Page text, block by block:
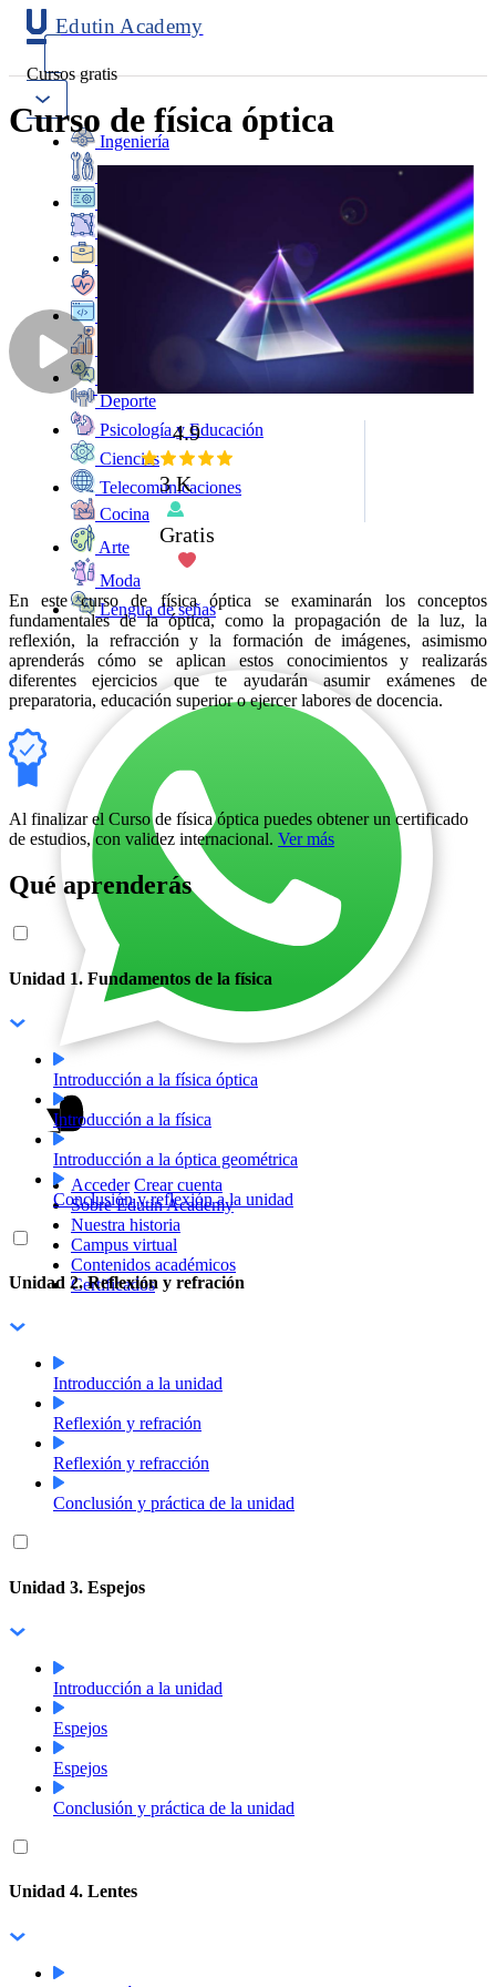
Edutin Academy
Cursos gratis
Ingeniería
Diseño
Negocios
Deporte
Psicología y Educación
Ciencias
Telecomunicaciones
Cocina
Arte
Moda
Lengua de señas
Acceder Crear cuenta
Sobre Edutin Academy
Nuestra historia
Campus virtual
Contenidos académicos
Certificados
Curso de física óptica
4.9
3 K
Gratis
En este curso de física óptica se examinarán los conceptos
fundamentales de la óptica, como la propagación de la luz, la
reflexión, la refracción y la formación de imágenes, asimismo
aprenderás cómo se aplican estos conocimientos y realizarás
diferentes ejercicios que te ayudarán asumir exámenes de
preparatoria, educación superior o ejercer labores de docencia.
Al finalizar el Curso de física óptica puedes obtener un certificado
de estudios, con validez internacional. Ver más
Qué aprenderás
Unidad 1. Fundamentos de la física
Introducción a la física óptica
Introducción a la física
Introducción a la óptica geométrica
Conclusión y reflexión a la unidad
Unidad 2. Reflexión y refración
Introducción a la unidad
Reflexión y refración
Reflexión y refracción
Conclusión y práctica de la unidad
Unidad 3. Espejos
Introducción a la unidad
Espejos
Espejos
Conclusión y práctica de la unidad
Unidad 4. Lentes